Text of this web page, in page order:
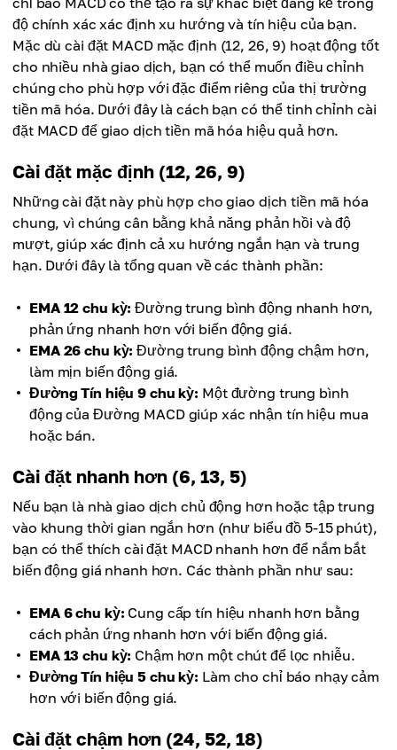
độ chính xác xác định xu hướng và tín hiệu của bạn.
Mặc dù cài đặt MACD mặc định (12, 26, 9) hoạt động tốt
cho nhiều nhà giao dịch, bạn có thể muốn điều chỉnh
chúng cho phù hợp với đặc điểm riêng của thị trường
tiền mã hóa. Dưới đây là cách bạn có thể tinh chỉnh cài
đặt MACD để giao dịch tiền mã hóa hiệu quả hơn.
Cài đặt mặc định (12, 26, 9)
Những cài đặt này phù hợp cho giao dịch tiền mã hóa
chung, vì chúng cân bằng khả năng phản hồi và độ
mượt, giúp xác định cả xu hướng ngắn hạn và trung
hạn. Dưới đây là tổng quan về các thành phần:
EMA 12 chu kỳ: Đường trung bình động nhanh hơn,
phản ứng nhanh hơn với biến động giá.
EMA 26 chu kỳ: Đường trung bình động chậm hơn,
làm mịn biến động giá.
Đường Tín hiệu 9 chu kỳ: Một đường trung bình
động của Đường MACD giúp xác nhận tín hiệu mua
hoặc bán.
Cài đặt nhanh hơn (6, 13, 5)
Nếu bạn là nhà giao dịch chủ động hơn hoặc tập trung
vào khung thời gian ngắn hơn (như biểu đồ 5-15 phút),
bạn có thể thích cài đặt MACD nhanh hơn để nắm bắt
biến động giá nhanh hơn. Các thành phần như sau:
EMA 6 chu kỳ: Cung cấp tín hiệu nhanh hơn bằng
cách phản ứng nhanh hơn với biến động giá.
EMA 13 chu kỳ: Chậm hơn một chút để lọc nhiễu.
Đường Tín hiệu 5 chu kỳ: Làm cho chỉ báo nhạy cảm
hơn với biến động giá.
Cài đặt chậm hơn (24, 52, 18)